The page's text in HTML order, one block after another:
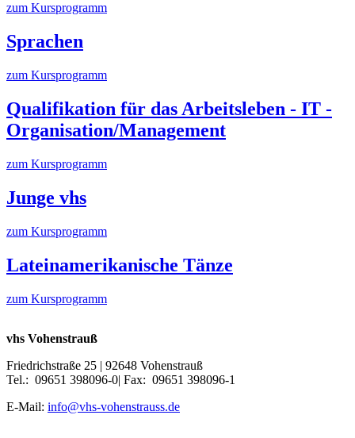
zum Kursprogramm
Sprachen
zum Kursprogramm
Qualifikation für das Arbeitsleben - IT -
Organisation/Management
zum Kursprogramm
Junge vhs
zum Kursprogramm
Lateinamerikanische Tänze
zum Kursprogramm
vhs Vohenstrauß
Friedrichstraße 25 | 92648 Vohenstrauß
Tel.: 09651 398096-0| Fax: 09651 398096-1
E-Mail: info@vhs-vohenstrauss.de